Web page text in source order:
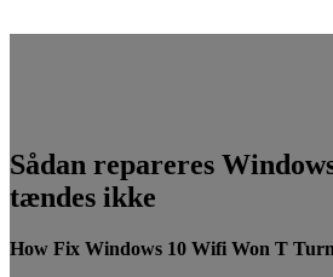
Sådan repareres
tændes ikke
How Fix Windows 10 Wifi Won T Turn